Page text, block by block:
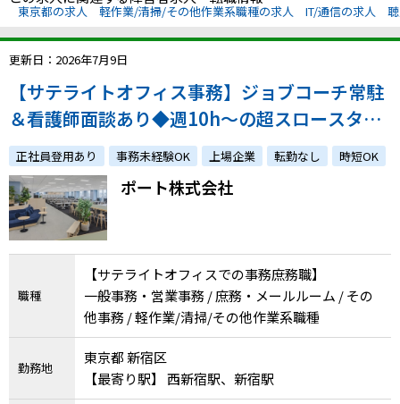
東京都の求人 軽作業/清掃/その他作業系職種の求人 IT/通信の求人
更新日：2026年7月9日
【サテライトオフィス事務】ジョブコーチ常駐
＆看護師面談あり◆週10h〜の超スロースター
トOK！未経験から始めるコツコツ事務
正社員登用あり 事務未経験OK 上場企業 転勤なし 時短OK
ポート株式会社
職種
【サテライトオフィスでの事務庶務職】
一般事務・営業事務 / 庶務・メールルーム / その
他事務 / 軽作業/清掃/その他作業系職種
勤務地
東京都 新宿区
【最寄り駅】 西新宿駅、新宿駅